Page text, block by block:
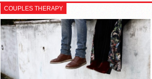
COUPLES THERAPY